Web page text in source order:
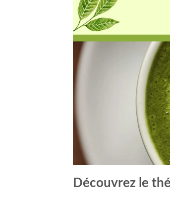
Découvrez le